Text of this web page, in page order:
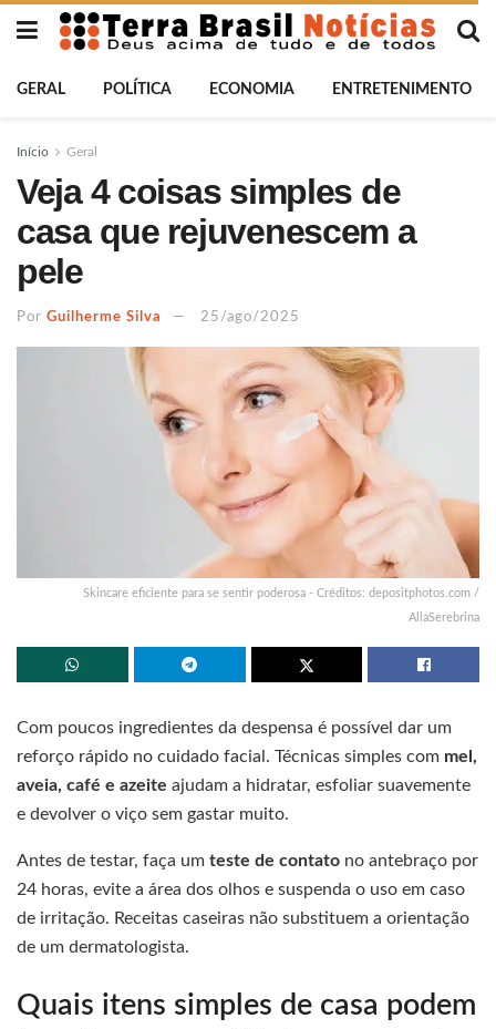
GERAL POLÍTICA ECONOMIA ENTRETENIMENTO
Início Geral
Veja 4 coisas simples de
casa que rejuvenescem a
pele
Por Guilherme Silva 25/ago/2025
Skincare eficiente para se sentir poderosa - Créditos: depositphotos.com /
AllaSerebrina
Com poucos ingredientes da despensa é possível dar um
reforço rápido no cuidado facial. Técnicas simples com mel,
aveia, café e azeite ajudam a hidratar, esfoliar suavemente
e devolver o viço sem gastar muito.
Antes de testar, faça um teste de contato no antebraço por
24 horas, evite a área dos olhos e suspenda o uso em caso
de irritação. Receitas caseiras não substituem a orientação
de um dermatologista.
Quais itens simples de casa podem